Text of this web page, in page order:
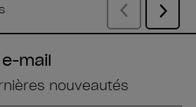
mail
nouveautés